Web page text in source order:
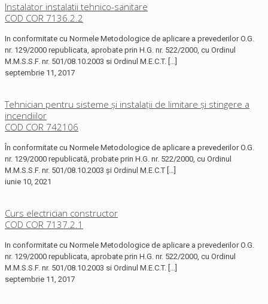
Instalator instalatii tehnico-sanitare
COD COR 7136.2.2
In conformitate cu Normele Metodologice de aplicare a prevederilor O.G.
nr. 129/2000 republicata, aprobate prin H.G. nr. 522/2000, cu Ordinul
M.M.S.S.F. nr. 501/08.10.2003 si Ordinul M.E.C.T. […]
septembrie 11, 2017
Tehnician pentru sisteme și instalații de limitare și stingere a
incendiilor
COD COR 742106
În conformitate cu Normele Metodologice de aplicare a prevederilor O.G.
nr. 129/2000 republicată, probate prin H.G. nr. 522/2000, cu Ordinul
M.M.S.S.F. nr. 501/08.10.2003 și Ordinul M.E.C.T […]
iunie 10, 2021
Curs electrician constructor
COD COR 7137.2.1
In conformitate cu Normele Metodologice de aplicare a prevederilor O.G.
nr. 129/2000 republicata, aprobate prin H.G. nr. 522/2000, cu Ordinul
M.M.S.S.F. nr. 501/08.10.2003 si Ordinul M.E.C.T. […]
septembrie 11, 2017